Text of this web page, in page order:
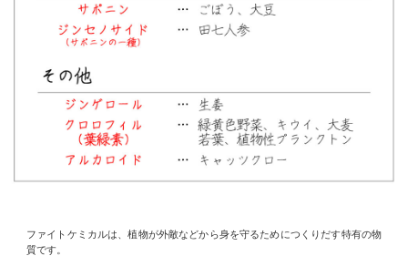
ファイトケミカルは、植物が外敵などから身を守るためにつくりだす特有の物
質です。